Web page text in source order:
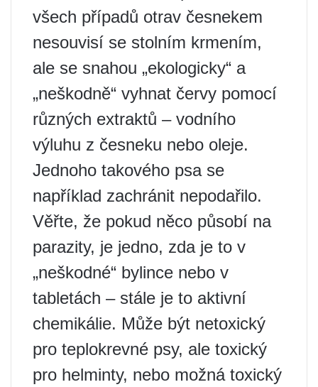
všech případů otrav česnekem
nesouvisí se stolním krmením,
ale se snahou „ekologicky“ a
„neškodně“ vyhnat červy pomocí
různých extraktů – vodního
výluhu z česneku nebo oleje.
Jednoho takového psa se
například zachránit nepodařilo.
Věřte, že pokud něco působí na
parazity, je jedno, zda je to v
„neškodné“ bylince nebo v
tabletách – stále je to aktivní
chemikálie. Může být netoxický
pro teplokrevné psy, ale toxický
pro helminty, nebo možná toxický